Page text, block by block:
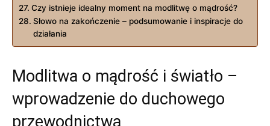
Czy istnieje idealny moment na modlitwę o mądrość?
Słowo na zakończenie – podsumowanie i inspiracje do
działania
Modlitwa o ⁣mądrość i⁢ światło –
wprowadzenie do duchowego
przewodnictwa